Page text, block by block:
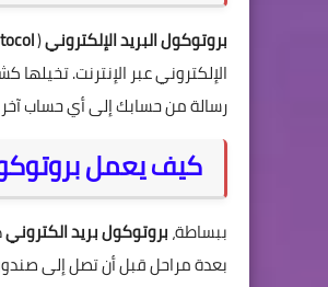
بروتوكول البريد الإلكتروني(
الإلكتروني عبر الإنترنت.
رسالة من حسابك إلى أي حساب
كيف يعمل
ببساطة،بروتوكول بريد الكتروني
بعدة مراحل قبل أن تصل إلى